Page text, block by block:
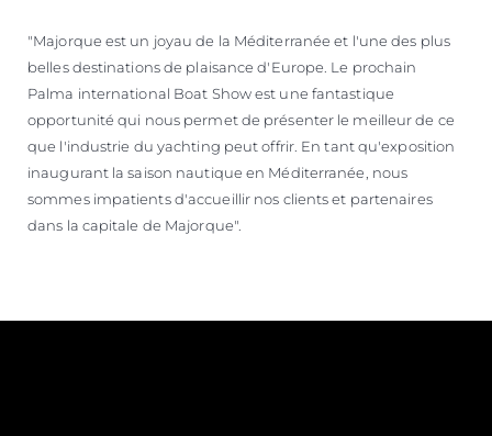
"Majorque est un joyau de la Méditerranée et l'une des plus
belles destinations de plaisance d'Europe. Le prochain
Palma international Boat Show est une fantastique
opportunité qui nous permet de présenter le meilleur de ce
que l'industrie du yachting peut offrir. En tant qu'exposition
inaugurant la saison nautique en Méditerranée, nous
sommes impatients d'accueillir nos clients et partenaires
dans la capitale de Majorque".